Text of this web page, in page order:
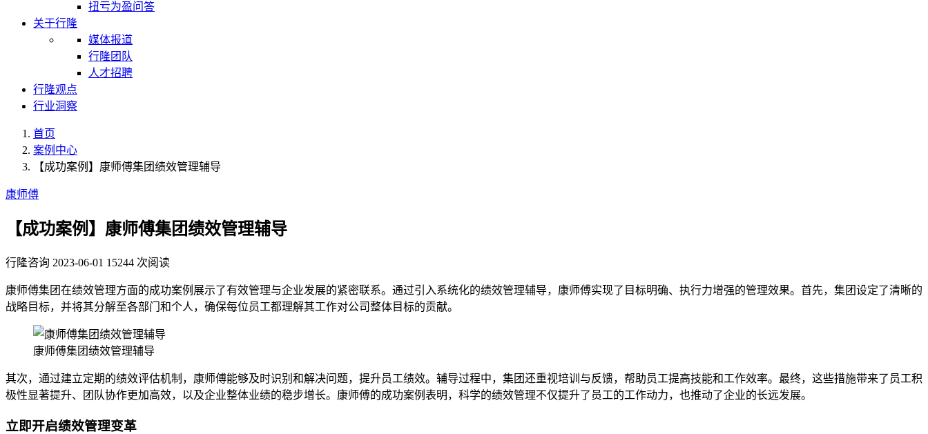
扭亏为盈问答
关于行隆
媒体报道
行隆团队
人才招聘
行隆观点
行业洞察
首页
案例中心
【成功案例】康师傅集团绩效管理辅导
康师傅
【成功案例】康师傅集团绩效管理辅导
行隆咨询 2023-06-01 15244 次阅读
康师傅集团在绩效管理方面的成功案例展示了有效管理与企业发展的紧密联系。通过引入系统化的绩效管理辅导，康师傅实现了目标明确、执行力增强的管理效果。首先，集团设定了清晰的
战略目标，并将其分解至各部门和个人，确保每位员工都理解其工作对公司整体目标的贡献。
康师傅集团绩效管理辅导
其次，通过建立定期的绩效评估机制，康师傅能够及时识别和解决问题，提升员工绩效。辅导过程中，集团还重视培训与反馈，帮助员工提高技能和工作效率。最终，这些措施带来了员工积
极性显著提升、团队协作更加高效，以及企业整体业绩的稳步增长。康师傅的成功案例表明，科学的绩效管理不仅提升了员工的工作动力，也推动了企业的长远发展。
立即开启绩效管理变革